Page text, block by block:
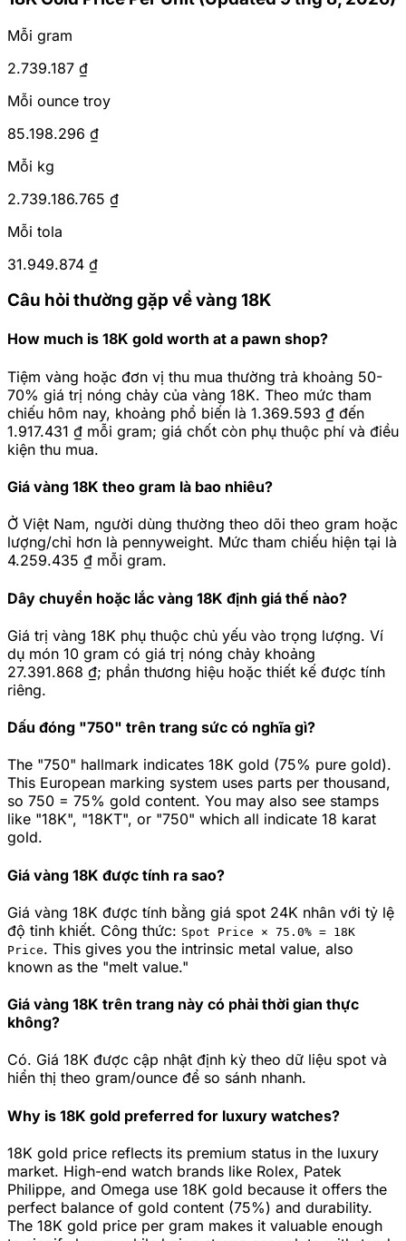
Mỗi gram
2.739.187 ₫
Mỗi ounce troy
85.198.296 ₫
Mỗi kg
2.739.186.765 ₫
Mỗi tola
31.949.874 ₫
Câu hỏi thường gặp về vàng 18K
How much is 18K gold worth at a pawn shop?
Tiệm vàng hoặc đơn vị thu mua thường trả khoảng 50-
70% giá trị nóng chảy của vàng 18K. Theo mức tham
chiếu hôm nay, khoảng phổ biến là 1.369.593 ₫ đến
1.917.431 ₫ mỗi gram; giá chốt còn phụ thuộc phí và điều
kiện thu mua.
Giá vàng 18K theo gram là bao nhiêu?
Ở Việt Nam, người dùng thường theo dõi theo gram hoặc
lượng/chỉ hơn là pennyweight. Mức tham chiếu hiện tại là
4.259.435 ₫ mỗi gram.
Dây chuyền hoặc lắc vàng 18K định giá thế nào?
Giá trị vàng 18K phụ thuộc chủ yếu vào trọng lượng. Ví
dụ món 10 gram có giá trị nóng chảy khoảng
27.391.868 ₫; phần thương hiệu hoặc thiết kế được tính
riêng.
Dấu đóng "750" trên trang sức có nghĩa gì?
The "750" hallmark indicates 18K gold (75% pure gold).
This European marking system uses parts per thousand,
so 750 = 75% gold content. You may also see stamps
like "18K", "18KT", or "750" which all indicate 18 karat
gold.
Giá vàng 18K được tính ra sao?
Giá vàng 18K được tính bằng giá spot 24K nhân với tỷ lệ
độ tinh khiết. Công thức: Spot Price × 75.0% = 18K
Price. This gives you the intrinsic metal value, also
known as the "melt value."
Giá vàng 18K trên trang này có phải thời gian thực
không?
Có. Giá 18K được cập nhật định kỳ theo dữ liệu spot và
hiển thị theo gram/ounce để so sánh nhanh.
Why is 18K gold preferred for luxury watches?
18K gold price reflects its premium status in the luxury
market. High-end watch brands like Rolex, Patek
Philippe, and Omega use 18K gold because it offers the
perfect balance of gold content (75%) and durability.
The 18K gold price per gram makes it valuable enough